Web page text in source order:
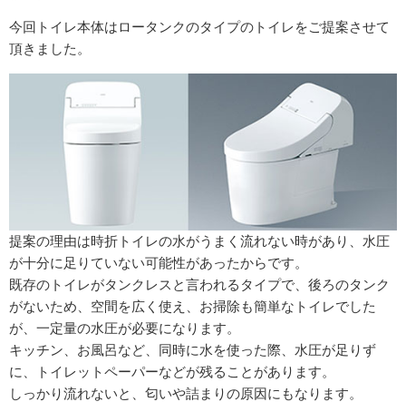
今回トイレ本体はロータンクのタイプのトイレをご提案させて
頂きました。
提案の理由は時折トイレの水がうまく流れない時があり、水圧
が十分に足りていない可能性があったからです。
既存のトイレがタンクレスと言われるタイプで、後ろのタンク
がないため、空間を広く使え、お掃除も簡単なトイレでした
が、一定量の水圧が必要になります。
キッチン、お風呂など、同時に水を使った際、水圧が足りず
に、トイレットペーパーなどが残ることがあります。
しっかり流れないと、匂いや詰まりの原因にもなります。